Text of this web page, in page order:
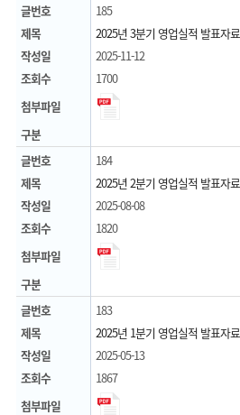
글번호
185
제목
2025년 3분기 영업실적 발표자료
작성일
2025-11-12
조회수
1700
첨부파일
구분
글번호
184
제목
2025년 2분기 영업실적 발표자료
작성일
2025-08-08
조회수
1820
첨부파일
구분
글번호
183
제목
2025년 1분기 영업실적 발표자료
작성일
2025-05-13
조회수
1867
첨부파일